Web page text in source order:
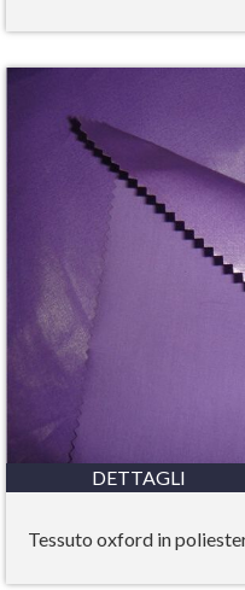
DETTAGLI
Tessuto oxford in